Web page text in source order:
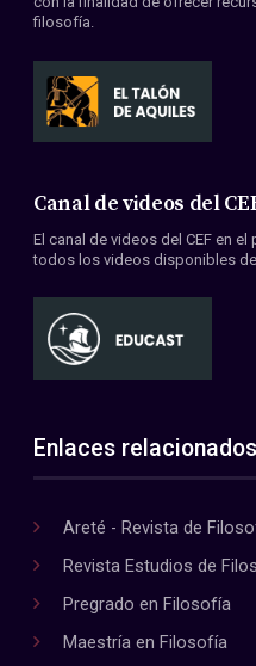
filosofía.
Canal de videos del
El canal de videos del CEF en
todos los videos disponibles
Enlaces relacionados
Areté - Revista de
Revista Estudios de
Pregrado en Filosofía
Maestría en Filosofía